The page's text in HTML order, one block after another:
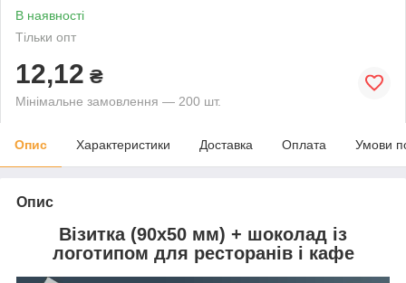
В наявності
Тільки опт
12,12 ₴
Мінімальне замовлення — 200 шт.
Опис Характеристики Доставка Оплата Умови
Опис
Візитка (90х50 мм) + шоколад із
логотипом для ресторанів і кафе